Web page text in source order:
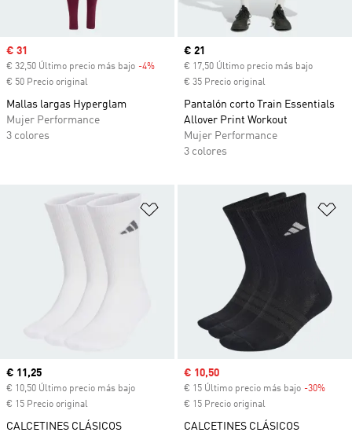
Precio de venta
€ 31
€ 32,50 Último precio más bajo -4% Descuento
€ 50 Precio original
Mallas largas Hyperglam
Mujer Performance
3 colores
Precio actual
€ 21
€ 17,50 Último precio más bajo
€ 35 Precio original
Pantalón corto Train Essentials
Allover Print Workout
Mujer Performance
3 colores
Añadir a la lista de deseos
Precio actual
€ 11,25
€ 10,50 Último precio más bajo
€ 15 Precio original
CALCETINES CLÁSICOS
Precio de venta
€ 10,50
€ 15 Último precio más bajo -30%
€ 15 Precio original
CALCETINES CLÁSICOS